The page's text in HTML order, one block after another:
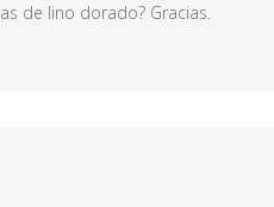
de lino dorado? Gracias.